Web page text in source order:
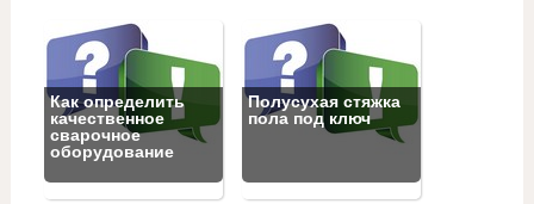
Как определить
качественное
сварочное
оборудование
Полусухая стяжка
пола под ключ